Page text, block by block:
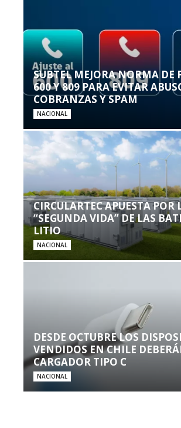
SUBTEL MEJORA NORMA DE
600 Y 809 PARA EVITAR
COBRANZAS Y SPAM
NACIONAL
CIRCULARTEC APUESTA POR
“SEGUNDA VIDA” DE LAS
LITIO
NACIONAL
DESDE OCTUBRE LOS
VENDIDOS EN CHILE
CARGADOR TIPO C
NACIONAL